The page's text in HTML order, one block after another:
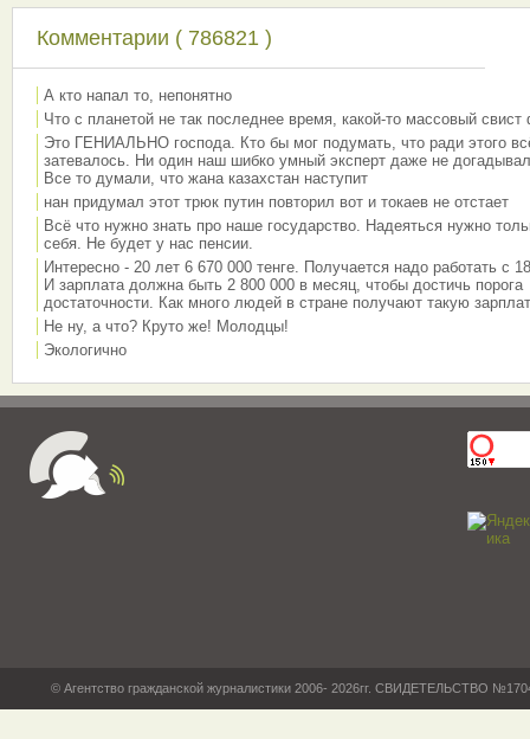
Комментарии ( 786821 )
А кто напал то, непонятно
Что с планетой не так последнее время, какой-то массовый свист
Это ГЕНИАЛЬНО господа. Кто бы мог подумать, что ради этого
затевалось. Ни один наш шибко умный эксперт даже не
Все то думали, что жана казахстан наступит
нан придумал этот трюк путин повторил вот и токаев не отстает
Всё что нужно знать про наше государство. Надеяться нужно
себя. Не будет у нас пенсии.
Интересно - 20 лет 6 670 000 тенге. Получается надо работать с
И зарплата должна быть 2 800 000 в месяц, чтобы достичь порога
достаточности. Как много людей в стране получают такую
Не ну, а что? Круто же! Молодцы!
Экологично
© Агентство гражданской журналистики 2006- 2026гг. СВИДЕТЕЛЬСТВО